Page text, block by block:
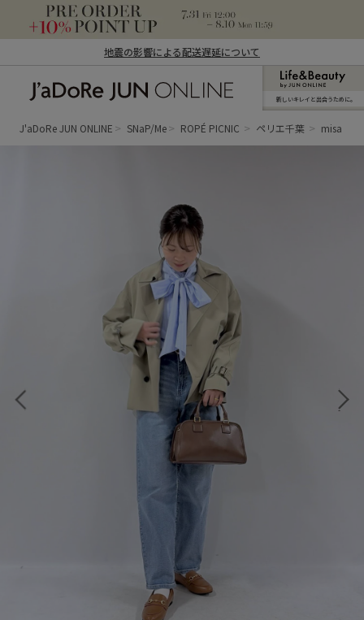
地震の影響による配送遅延について
ン オンライン）
新しいキレイと出合うために。
J'aDoRe JUN ONLINE SNaP/Me ROPÉ PICNIC ペリエ千葉 misa